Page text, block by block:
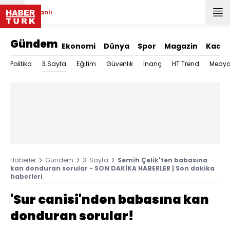
Canlı
Gündem Ekonomi Dünya Spor Magazin Kadın
Politika 3.Sayfa Eğitim Güvenlik İnanç HT Trend
Haberler Gündem 3. Sayfa
Semih Çelik'ten babasına
kan donduran sorular - SON DAKİKA HABERLER | Son dakika
haberleri
'Sur canisi'nden babasına kan
donduran sorular!